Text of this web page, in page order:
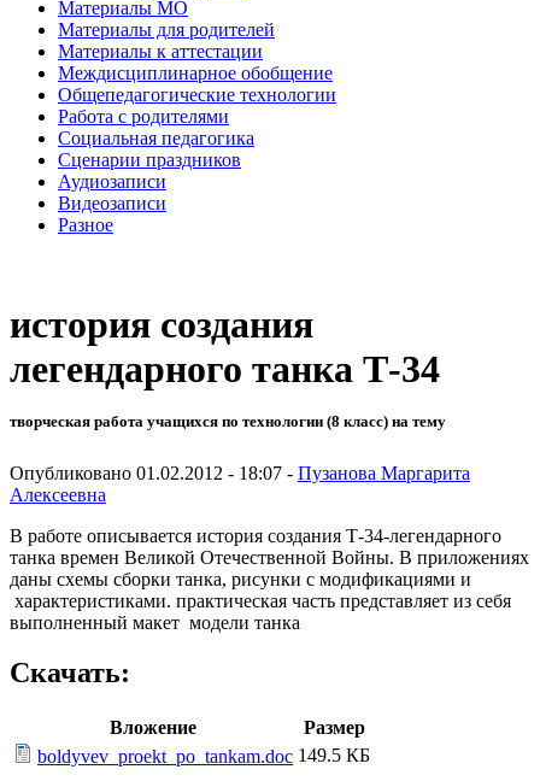
Материалы МО
Материалы для родителей
Материалы к аттестации
Междисциплинарное обобщение
Общепедагогические технологии
Работа с родителями
Социальная педагогика
Сценарии праздников
Аудиозаписи
Видеозаписи
Разное
история создания
легендарного танка Т-34
творческая работа учащихся по технологии (8 класс) на тему
Опубликовано 01.02.2012 - 18:07 - Пузанова Маргарита
Алексеевна
В работе описывается история создания Т-34-легендарного
танка времен Великой Отечественной Войны. В приложениях
даны схемы сборки танка, рисунки с модификациями и
характеристиками. практическая часть представляет из себя
выполненный макет модели танка
Скачать:
Вложение
Размер
boldyvev_proekt_po_tankam.doc 149.5 КБ